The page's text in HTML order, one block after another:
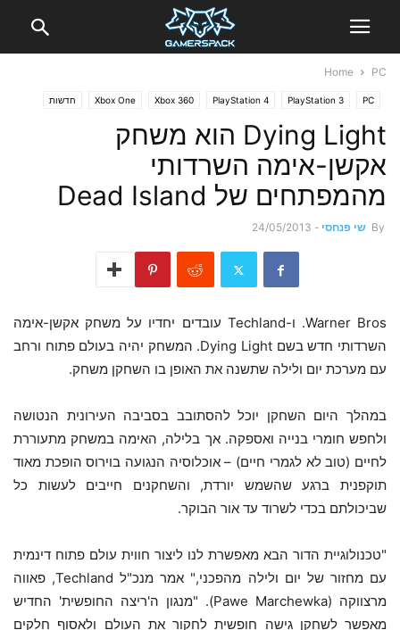
Home PC
PC
PlayStation 3
PlayStation 4
Xbox 360
Xbox One חדשות
Dying Light הוא משחק
אקשן-אימה השרדותי
מהמפתחים של Dead Island
By שי פנחסי -
24/05/2013
Warner Bros. ו-Techland עובדים יחדיו על משחק אקשן-אימה
השרדותי חדש בשם Dying Light. המשחק יהיה בעולם פתוח ורחב
עם מערכת יום ולילה שתשנה את האופן בו השחקן משחק.
במהלך היום השחקן יוכל להסתובב בסביבה העירונית הנטושה
ולחפש חומרי בנייה ואספקה. אך בלילה, האימה במשחק מתעוררת
לחיים (טוב לא לגמרי חיים) – אוכלוסיה הנגועה בוירוס הופכת מאוד
תוקפנית ברגע שהשמש יורדת, והשחקנים חייבים לעשות כל
שביכולתם בכדי לשרוד עד אור הבוקר.
"טכנולוגיית הדור הבא מאפשרת לנו ליצור חווית עולם פתוח דינמית
עם מחזור של יום ולילה מהפכני," אמר מנכ"ל Techland, פאווה
מרצווקה (Pawe Marchewka). "מנגון ה'ריצה החופשית' החדיש
מאפשר לשחקן גישה חופשית לחקור את העולם ולאסוף חלקים